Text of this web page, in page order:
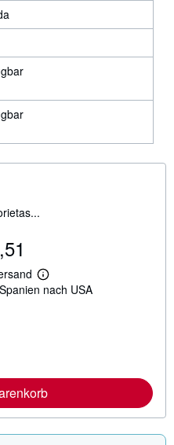
W
e
o
r
m
a
nach USA